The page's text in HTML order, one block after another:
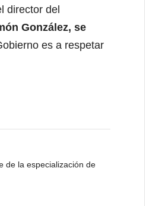
director del
González, se
es a respetar
de la especialización de